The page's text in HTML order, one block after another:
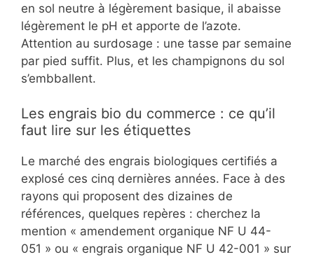
en sol neutre à légèrement basique, il abaisse
légèrement le pH et apporte de l’azote.
Attention au surdosage : une tasse par semaine
par pied suffit. Plus, et les champignons du sol
s’embballent.
Les engrais bio du commerce : ce qu’il
faut lire sur les étiquettes
Le marché des engrais biologiques certifiés a
explosé ces cinq dernières années. Face à des
rayons qui proposent des dizaines de
références, quelques repères : cherchez la
mention « amendement organique NF U 44-
051 » ou « engrais organique NF U 42-001 » sur